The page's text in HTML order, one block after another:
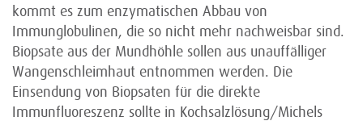
kommt es zum enzymatischen Abbau von
Immunglobulinen, die so nicht mehr nachweisbar sind.
Biopsate aus der Mundhöhle sollen aus unauffälliger
Wangenschleimhaut entnommen werden. Die
Einsendung von Biopsaten für die direkte
Immunfluoreszenz sollte in Kochsalzlösung/Michels